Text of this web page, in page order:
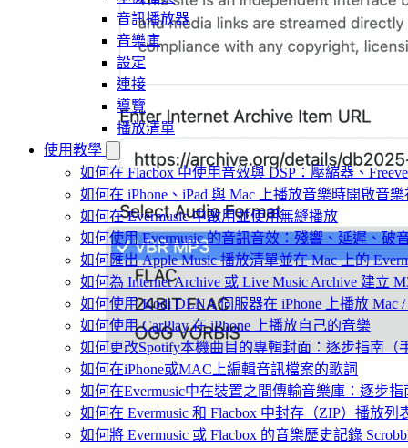
音訊播放器
音樂庫
設定
連接
導覽
播放清單
使用教學
如何在 Flacbox 中使用音效與 DSP：壓縮器、
如何在 iPhone、iPad 與 Mac 上播放音樂時開啟音
如何在 Evermusic 中啟用並使用無縫播放
如何使用 Evermusic 的音訊音效：殘響、延遲、破
如何匯出 Apple Music 播放清單並在 Mac 上的
如何為 Internet Archive 或 Live Music Archive 建立
如何使用 Kodi DLNA 伺服器在 iPhone 上播放 Mac
如何使用 CarPlay 在 iPhone 上播放自己的音樂
如何更改Spotify本機曲目的專輯封面：逐步指南（
如何在iPhone或MAC上編輯音訊檔案的歌詞
如何在Evermusic中在裝置之間傳輸音樂庫：逐步指
如何在 Evermusic 和 Flacbox 中封存（ZIP）播放
如何將 Evermusic 或 Flacbox 的音樂歷史記錄